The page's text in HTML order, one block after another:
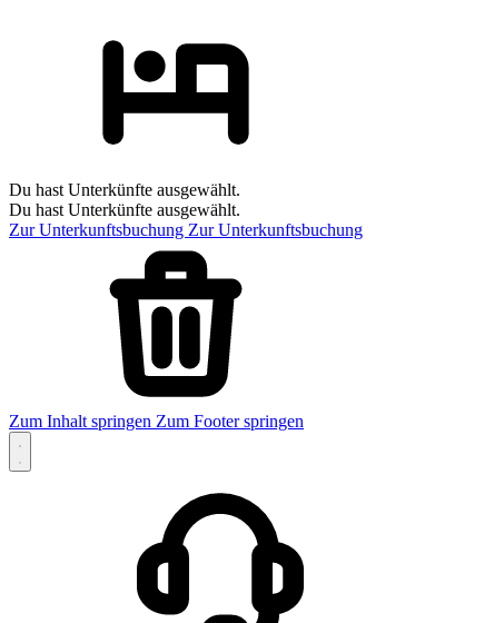
Du hast Unterkünfte ausgewählt.
Du hast Unterkünfte ausgewählt.
Zur Unterkunftsbuchung Zur Unterkunftsbuchung
Zum Inhalt springen Zum Footer springen